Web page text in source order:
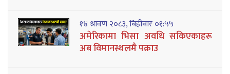
१४ श्रावण २०८३, बिहीबार ०१:५५
अमेरिकामा भिसा अवधि सकिएकाहरू
अब विमानस्थलमै पक्राउ